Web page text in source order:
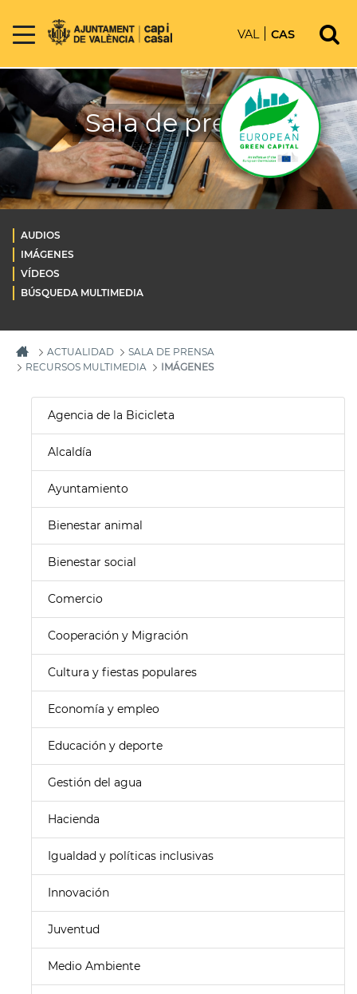
VAL CAS
Sala de prensa
AUDIOS
IMÁGENES
VÍDEOS
BÚSQUEDA MULTIMEDIA
ACTUALIDAD
SALA DE PRENSA
RECURSOS MULTIMEDIA
IMÁGENES
Agencia de la Bicicleta
Alcaldía
Ayuntamiento
Bienestar animal
Bienestar social
Comercio
Cooperación y Migración
Cultura y fiestas populares
Economía y empleo
Educación y deporte
Gestión del agua
Hacienda
Igualdad y políticas inclusivas
Innovación
Juventud
Medio Ambiente